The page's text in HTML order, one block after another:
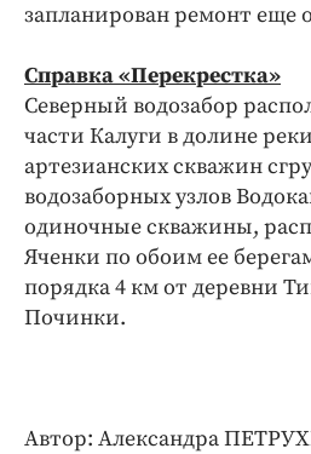
Работодатель года
запланирован ремонт еще
Справка «Перекрестка»
Северный водозабор
части Калуги в долине
артезианских скважин
водозаборных узлов
одиночные скважины,
Яченки по обоим ее
порядка 4 км от деревни
Починки.
Автор: Александра